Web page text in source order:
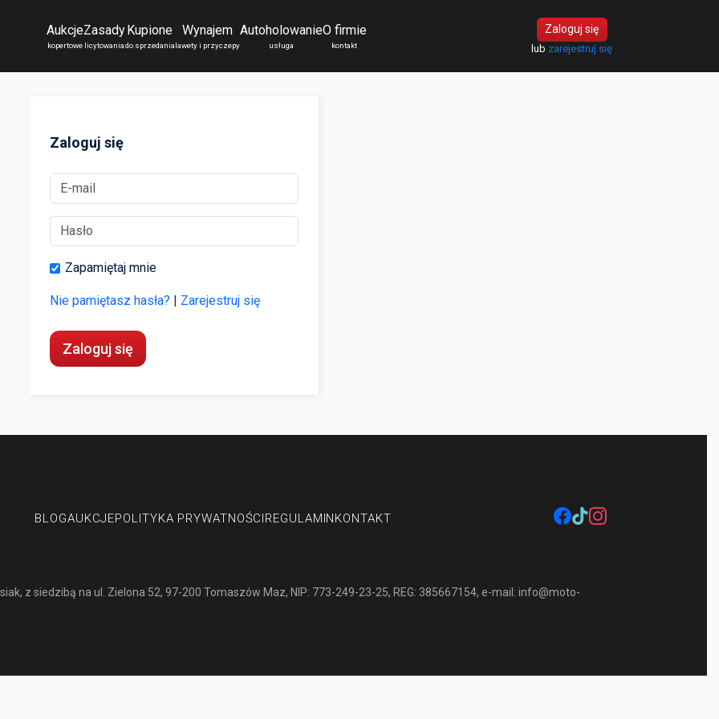
Aukcje
kopertowe
Zasady
licytowania
Kupione
do sprzedania
Wynajem
lawety i przyczepy
Autoholowanie
usługa
O firmie
kontakt
Zaloguj się
lub zarejestruj się
Zaloguj się
Zapamiętaj mnie
Nie pamiętasz hasła? | Zarejestruj się
Zaloguj się
BLOGAUKCJEPOLITYKA PRYWATNOŚCIREGULAMINKONTAKT facebook
tiktokinstagram
, z siedzibą na ul. Zielona 52, 97-200 Tomaszów Maz, NIP: 773-249-23-25, REG: 385667154, e-mail: info@moto-
Przerwa urlopowa MOTO-SWISS